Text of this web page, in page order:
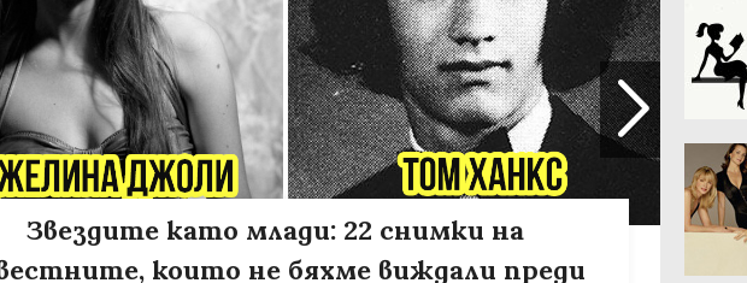
Звездите като млади: 22 снимки на
които не бяхме виждали преди